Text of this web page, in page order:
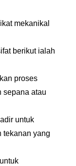
mekanikal
berikut ialah
proses
sepana atau
untuk
tekanan yang